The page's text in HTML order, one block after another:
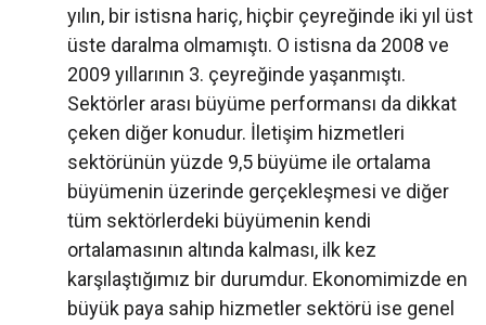
yılın, bir istisna hariç, hiçbir çeyreğinde iki yıl üst
üste daralma olmamıştı. O istisna da 2008 ve
2009 yıllarının 3. çeyreğinde yaşanmıştı.
Sektörler arası büyüme performansı da dikkat
çeken diğer konudur. İletişim hizmetleri
sektörünün yüzde 9,5 büyüme ile ortalama
büyümenin üzerinde gerçekleşmesi ve diğer
tüm sektörlerdeki büyümenin kendi
ortalamasının altında kalması, ilk kez
karşılaştığımız bir durumdur. Ekonomimizde en
büyük paya sahip hizmetler sektörü ise genel